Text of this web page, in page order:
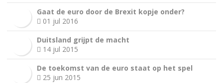
Gaat de euro door de Brexit kopje onder?
01 jul 2016
Duitsland grijpt de macht
14 jul 2015
De toekomst van de euro staat op het spel
25 jun 2015